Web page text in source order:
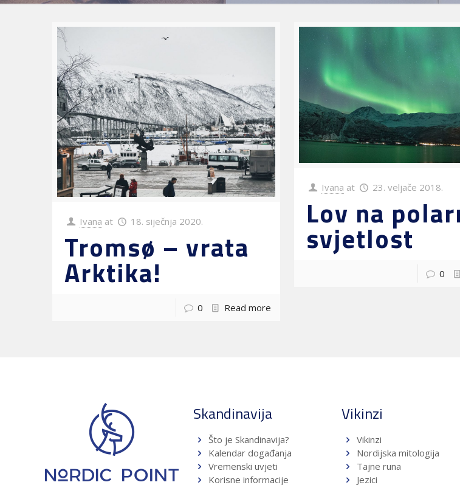
Ivana at 18. siječnja 2020.
Tromsø – vrata
Arktika!
0 Read more
Ivana at 23. veljače 2018.
Lov na
svjetlost
0
Skandinavija
Što je Skandinavija?
Kalendar događanja
Vremenski uvjeti
Korisne informacije
Vikinzi
Vikinzi
Nordijska mitologija
Tajne runa
Jezici